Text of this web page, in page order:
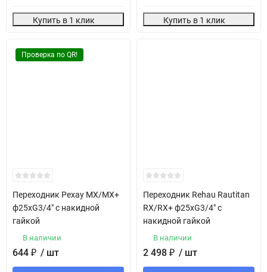
Купить в 1 клик Купить в 1 клик
Проверка по QR!
Переходник Рехау MX/MX+
ф25хG3/4" с накидной
гайкой
В наличии
644 ₽ / шт
Переходник Rehau Rautitan
RX/RX+ ф25хG3/4" с
накидной гайкой
В наличии
2 498 ₽ / шт